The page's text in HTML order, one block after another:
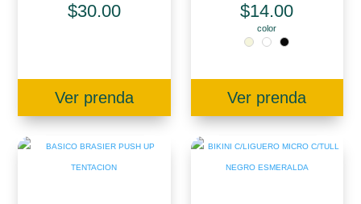
$30.00
Ver prenda
$14.00
color
Ver prenda